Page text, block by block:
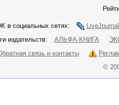
в социальных сетях:
LiveJournal
издательств:
АЛЬФА-КНИГА
связь и контакты
©